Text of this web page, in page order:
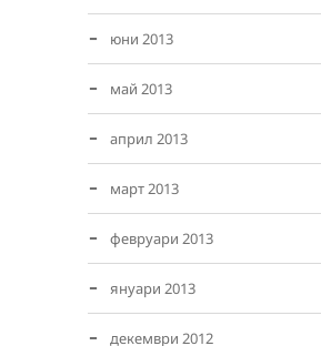
юни 2013
май 2013
април 2013
март 2013
февруари 2013
януари 2013
декември 2012